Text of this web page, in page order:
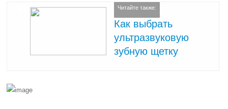
Читайте также:
Как выбрать
ультразвуковую
зубную щетку